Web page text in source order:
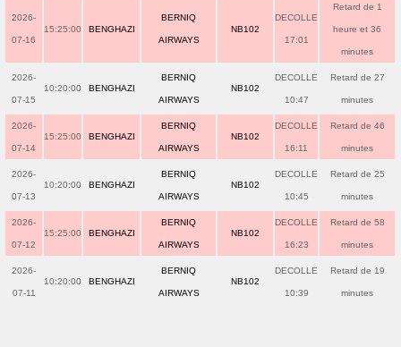
2026-
07-16
15:25:00 BENGHAZI
BERNIQ
AIRWAYS
NB102
DECOLLE
17:01
Retard de 1
heure et 36
minutes
2026-
07-15
10:20:00 BENGHAZI
BERNIQ
AIRWAYS
NB102
DECOLLE
10:47
Retard de 27
minutes
2026-
07-14
15:25:00 BENGHAZI
BERNIQ
AIRWAYS
NB102
DECOLLE
16:11
Retard de 46
minutes
2026-
07-13
10:20:00 BENGHAZI
BERNIQ
AIRWAYS
NB102
DECOLLE
10:45
Retard de 25
minutes
2026-
07-12
15:25:00 BENGHAZI
BERNIQ
AIRWAYS
NB102
DECOLLE
16:23
Retard de 58
minutes
2026-
07-11
10:20:00 BENGHAZI
BERNIQ
AIRWAYS
NB102
DECOLLE
10:39
Retard de 19
minutes